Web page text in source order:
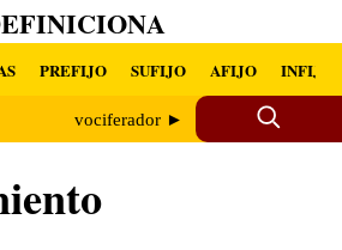
PREFIJO SUFIJO AFIJO INFIJO
vociferador ►